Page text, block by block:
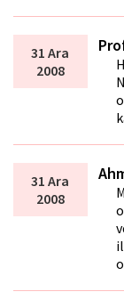
31 Ara
2008
31 Ara
2008